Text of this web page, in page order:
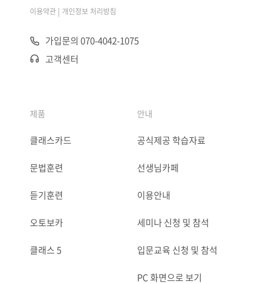
이용약관 | 개인정보 처리방침
가입문의 070-4042-1075
고객센터
제품
클래스카드
문법훈련
듣기훈련
오토보카
클래스 5
안내
공식제공 학습자료
선생님카페
이용안내
세미나 신청 및 참석
입문교육 신청 및 참석
PC 화면으로 보기